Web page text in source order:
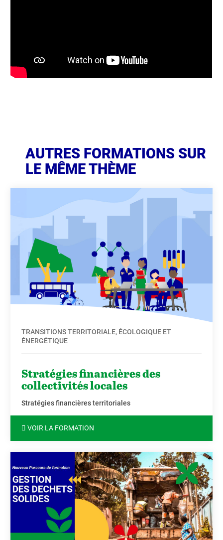
AUTRES FORMATIONS SUR
LE MÊME THÈME
TRANSITIONS TERRITORIALE, ÉCOLOGIQUE ET
ÉNERGÉTIQUE
Stratégies financières des
collectivités locales
Stratégies financières territoriales
VOIR LA FORMATION